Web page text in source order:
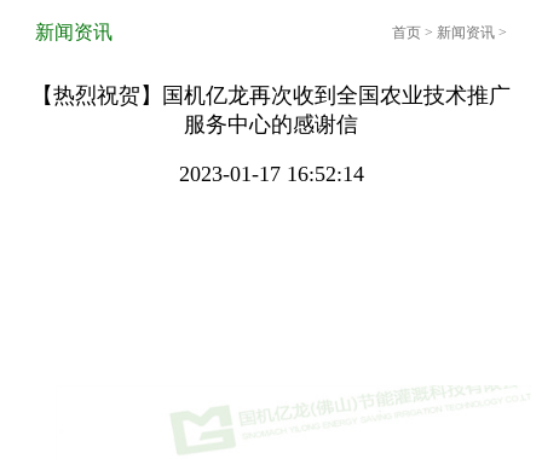
新闻资讯 首页> 新闻资讯 >
【热烈祝贺】国机亿龙再次收到全国农业技术推广
服务中心的感谢信
2023-01-17 16:52:14